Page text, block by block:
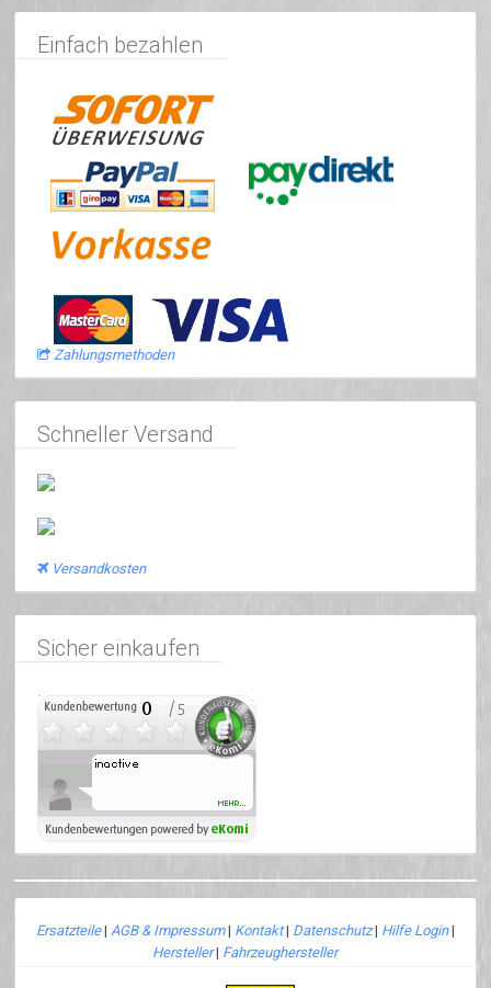
Einfach bezahlen
Zahlungsmethoden
Schneller Versand
Versandkosten
Sicher einkaufen
Ersatzteile| AGB & Impressum| Kontakt| Datenschutz| Hilfe Login|
Hersteller| Fahrzeughersteller